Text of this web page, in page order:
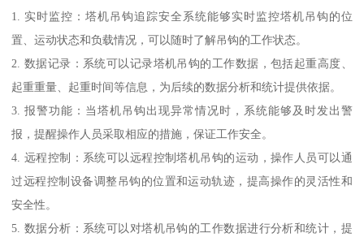
1. 实时监控：塔机吊钩追踪安全系统能够实时监控塔机吊钩的位
置、运动状态和负载情况，可以随时了解吊钩的工作状态。
2. 数据记录：系统可以记录塔机吊钩的工作数据，包括起重高度、
起重重量、起重时间等信息，为后续的数据分析和统计提供依据。
3. 报警功能：当塔机吊钩出现异常情况时，系统能够及时发出警
报，提醒操作人员采取相应的措施，保证工作安全。
4. 远程控制：系统可以远程控制塔机吊钩的运动，操作人员可以通
过远程控制设备调整吊钩的位置和运动轨迹，提高操作的灵活性和
安全性。
5. 数据分析：系统可以对塔机吊钩的工作数据进行分析和统计，提